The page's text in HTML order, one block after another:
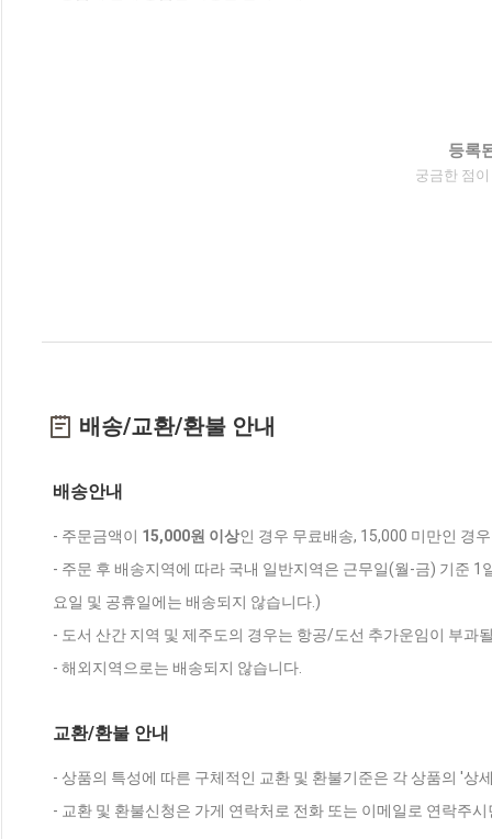
등록
궁금한 점
배송/교환/환불 안내
배송안내
- 주문금액이 15,000원 이상인 경우 무료배송, 15,000 미만인 경
- 주문 후 배송지역에 따라 국내 일반지역은 근무일(월-금) 기준
요일 및 공휴일에는 배송되지 않습니다.)
- 도서 산간 지역 및 제주도의 경우는 항공/도선 추가운임이 부과
- 해외지역으로는 배송되지 않습니다.
교환/환불 안내
- 상품의 특성에 따른 구체적인 교환 및 환불기준은 각 상품의 '상
- 교환 및 환불신청은 가게 연락처로 전화 또는 이메일로 연락주